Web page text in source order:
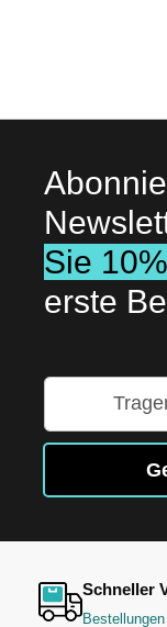
Sie
erste
sich
unseren
an:
Schneller